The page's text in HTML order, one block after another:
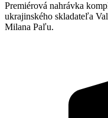
Premiérová nahrávka
ukrajinského skladateľa
Milana Paľu.